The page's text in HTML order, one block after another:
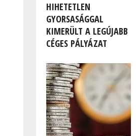
HIHETETLEN
GYORSASÁGGAL
KIMERÜLT A LEGÚJABB
CÉGES PÁLYÁZAT